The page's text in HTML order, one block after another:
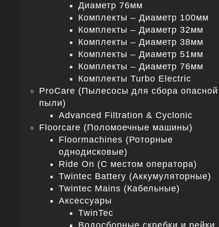
Диаметр 76мм
Комплекты – Диаметр 100мм
Комплекты – Диаметр 32мм
Комплекты – Диаметр 38мм
Комплекты – Диаметр 51мм
Комплекты – Диаметр 76мм
Комплекты Turbo Electric
ProCare (Пылесосы для сбора опасной
пыли)
Advanced Filtration & Cyclonic
Floorcare (Поломоечные машины)
Floormachines (Роторные
однодисковые)
Ride On (С местом оператора)
Twintec Battery (Аккумуляторные)
Twintec Mains (Кабельные)
Аксессуары
TwinTec
Водосборные скребки и рейки